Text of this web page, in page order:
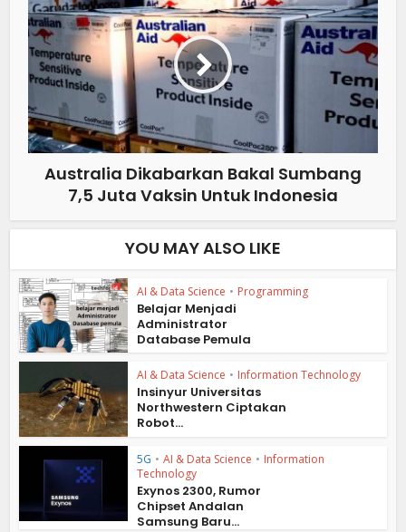
Australia Dikabarkan Bakal Sumbang
7,5 Juta Vaksin Untuk Indonesia
YOU MAY ALSO LIKE
AI & Data Science • Programming
Belajar Menjadi
Administrator
Database Pemula
AI & Data Science • Information Technology
Insinyur Universitas
Northwestern Ciptakan
Robot...
5G • AI & Data Science • Information
Technology
Exynos 2300, Rumor
Chipset Andalan
Samsung Baru...